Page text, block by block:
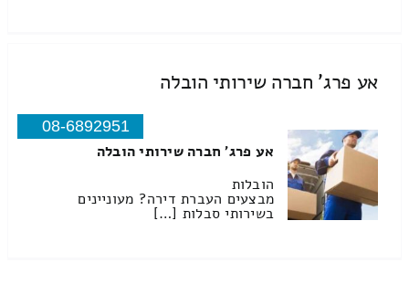
אע פרג' חברה שירותי הובלה
08-6892951
אע פרג' חברה שירותי הובלה
הובלות
מבצעים העברת דירה? מעוניינים
בשירותי סבלות […]